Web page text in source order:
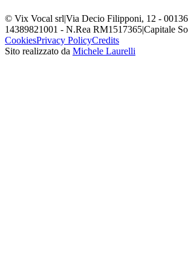
© Vix Vocal srl|Via Decio Filipponi, 12 -
14389821001 - N.Rea RM1517365|Capitale
CookiesPrivacy PolicyCredits
Sito realizzato da Michele Laurelli